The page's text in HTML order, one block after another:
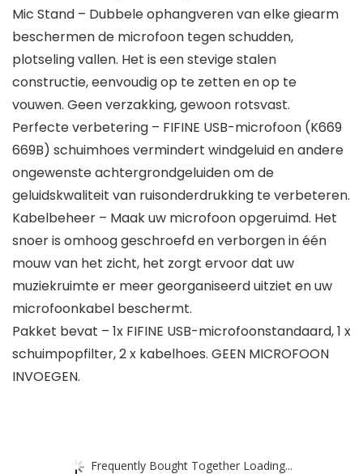
Mic Stand – Dubbele ophangveren van elke giearm
beschermen de microfoon tegen schudden,
plotseling vallen. Het is een stevige stalen
constructie, eenvoudig op te zetten en op te
vouwen. Geen verzakking, gewoon rotsvast.
Perfecte verbetering – FIFINE USB-microfoon (K669
669B) schuimhoes vermindert windgeluid en andere
ongewenste achtergrondgeluiden om de
geluidskwaliteit van ruisonderdrukking te verbeteren.
Kabelbeheer – Maak uw microfoon opgeruimd. Het
snoer is omhoog geschroefd en verborgen in één
mouw van het zicht, het zorgt ervoor dat uw
muziekruimte er meer georganiseerd uitziet en uw
microfoonkabel beschermt.
Pakket bevat – 1x FIFINE USB-microfoonstandaard, 1 x
schuimpopfilter, 2 x kabelhoes. GEEN MICROFOON
INVOEGEN.
Frequently Bought Together Loading...